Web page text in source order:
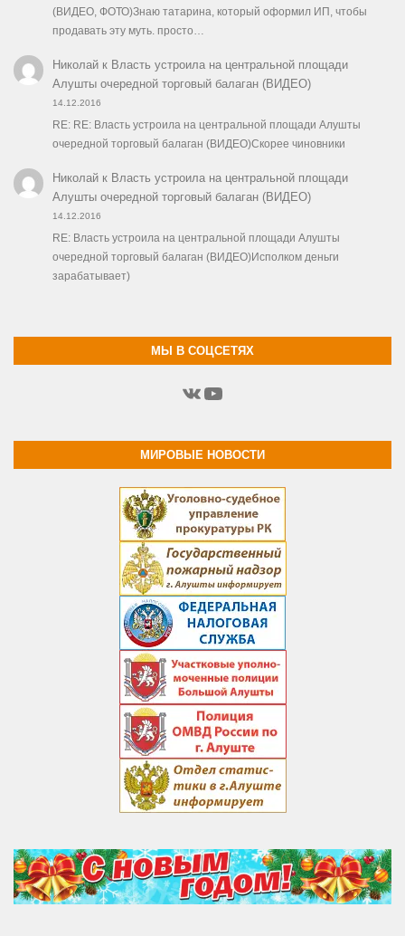
(ВИДЕО, ФОТО)Знаю татарина, который оформил ИП, чтобы
продавать эту муть. просто…
Николайк Власть устроила на центральной площади
Алушты очередной торговый балаган (ВИДЕО)
14.12.2016
RE: RE: Власть устроила на центральной площади Алушты
очередной торговый балаган (ВИДЕО)Скорее чиновники
Николайк Власть устроила на центральной площади
Алушты очередной торговый балаган (ВИДЕО)
14.12.2016
RE: Власть устроила на центральной площади Алушты
очередной торговый балаган (ВИДЕО)Исполком деньги
зарабатывает)
МЫ В СОЦСЕТЯХ
ВКонтакте
YouTube
МИРОВЫЕ НОВОСТИ